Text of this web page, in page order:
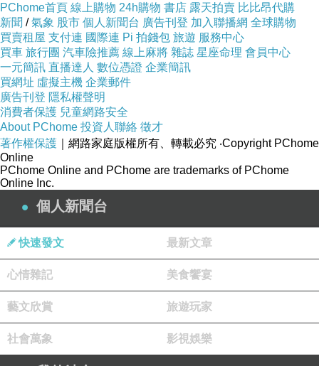
2.專業八字命理教學
3.居家風水規劃
4.LINE：vivian0407888
5.微信：vivian040788(請使用paypal付費)
6.FB粉絲頁:八字命理宅急便
https://www.facebook.com/VIVIAN040788
PChome首頁 線上購物 24h購物 書店 露天拍賣 比比昂代購
新聞 /氣象 股市 個人新聞台 廣告刊登 加入聯播網 全球購物
買賣租屋 支付連 國際連 Pi 拍錢包 旅遊 服務中心
買車 旅行團 汽車險推薦 線上麻將 雜誌 星座命理 會員中心
一元簡訊 直播達人 數位憑證 企業簡訊
買網址 虛擬主機 企業郵件
廣告刊登 隱私權聲明
消費者保護 兒童網路安全
About PChome 投資人聯絡 徵才
著作權保護 ｜網路家庭版權所有、轉載必究 ‧Copyright PChome
Online
PChome Online and PChome are trademarks of PChome
Online Inc.
個人新聞台
快速發文 最新文章
心情雜記 美食饗宴
藝文欣賞 旅遊玩家
社會萬象 影視娛樂